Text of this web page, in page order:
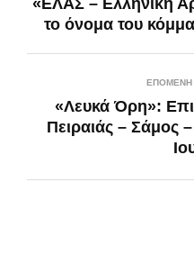
«ΕΛΑΣ – Ελληνική
το όνομα του
ΕΠΌΜΕΝΗ
«Λευκά Όρη»:
Πειραιάς – Σάμος